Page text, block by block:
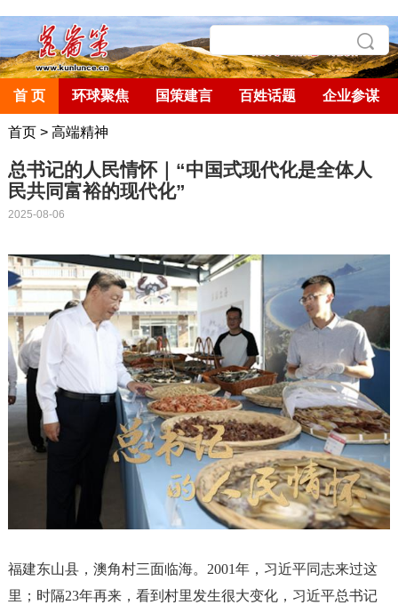
首 页 环球聚焦 国策建言 百姓话题 企业参谋
首页> 高端精神
总书记的人民情怀｜“中国式现代化是全体人
民共同富裕的现代化”
2025-08-06
福建东山县，澳角村三面临海。 2001年，习近平同志来过这
里；时隔23年再来，看到村里发生很大变化，习近平总书记